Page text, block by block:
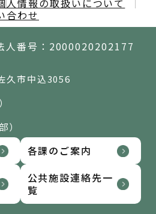
人情報の取扱いについて
合わせ
人番号：2000020202177
市中込3056
）
各課のご案内
公共施設連絡先一
覧